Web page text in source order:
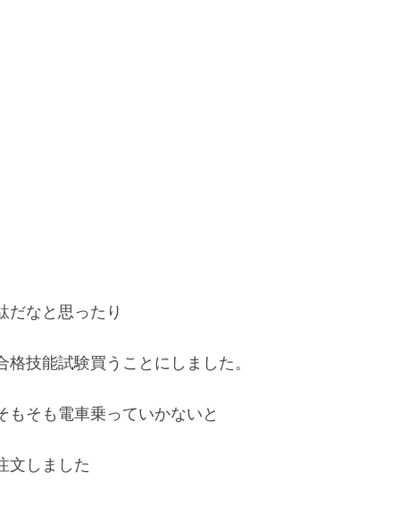
だなと思ったり
技能試験買うことにしました。
そも電車乗っていかないと
文しました